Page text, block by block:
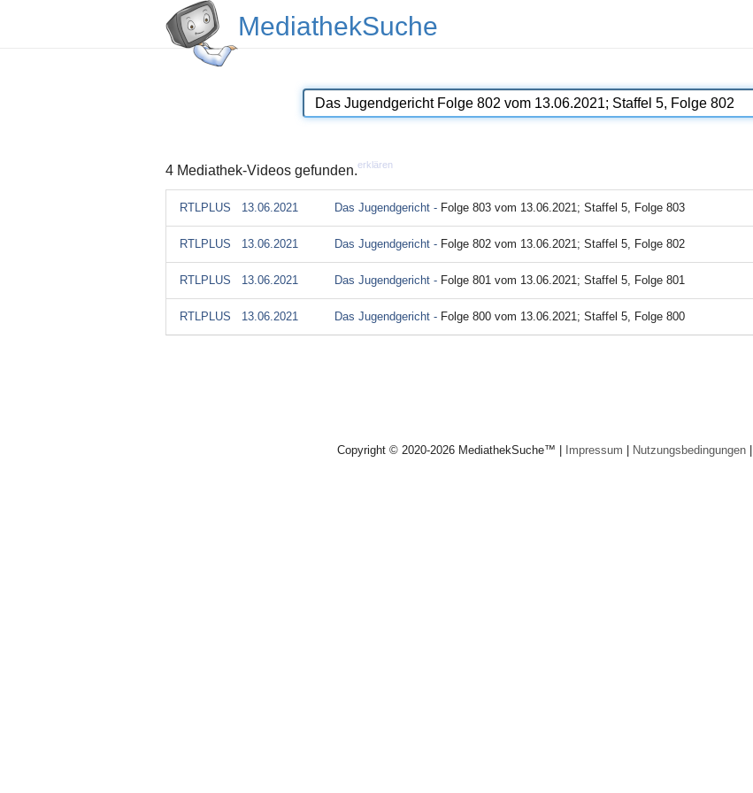
MediathekSuche
4 Mediathek-Videos gefunden.erklären
RTLPLUS 13.06.2021 Das Jugendgericht - Folge 803 vom 13.06.2021; Staffel 5, Folge 803
RTLPLUS 13.06.2021 Das Jugendgericht - Folge 802 vom 13.06.2021; Staffel 5, Folge 802
RTLPLUS 13.06.2021 Das Jugendgericht - Folge 801 vom 13.06.2021; Staffel 5, Folge 801
RTLPLUS 13.06.2021 Das Jugendgericht - Folge 800 vom 13.06.2021; Staffel 5, Folge 800
Copyright © 2020-2026 MediathekSuche™ | Impressum | Nutzungsbedingungen|